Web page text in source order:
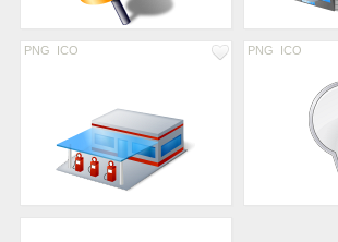
PNG ICO PNG ICO